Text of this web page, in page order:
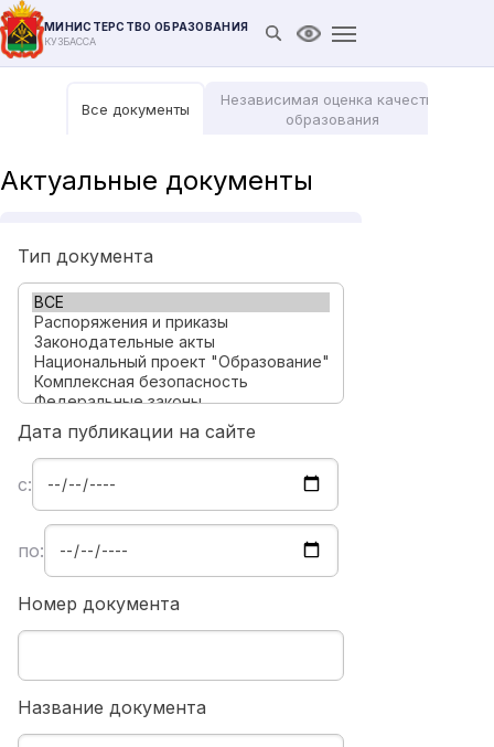
МИНИСТЕРСТВО ОБРАЗОВАНИЯ
КУЗБАССА Открыть поиск
Версия для
Все документы
Независимая оценка качества
образования
Актуальные документы
Тип документа
Дата публикации на сайте
с:
по:
Номер документа
Название документа